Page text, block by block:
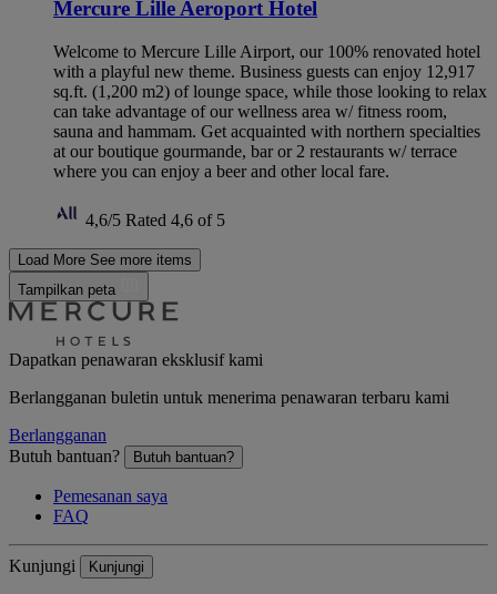
Mercure Lille Aeroport Hotel
Welcome to Mercure Lille Airport, our 100% renovated hotel
with a playful new theme. Business guests can enjoy 12,917
sq.ft. (1,200 m2) of lounge space, while those looking to relax
can take advantage of our wellness area w/ fitness room,
sauna and hammam. Get acquainted with northern specialties
at our boutique gourmande, bar or 2 restaurants w/ terrace
where you can enjoy a beer and other local fare.
4,6/5 Rated 4,6 of 5
Load More See more items
Tampilkan peta
Dapatkan penawaran eksklusif kami
Berlangganan buletin untuk menerima penawaran terbaru kami
Berlangganan
Butuh bantuan?
Butuh bantuan?
Pemesanan saya
FAQ
Kunjungi Kunjungi